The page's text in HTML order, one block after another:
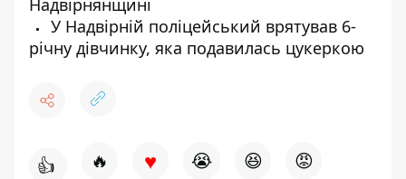
Надвірнянщині
У Надвірній поліцейський врятував 6-
річну дівчинку, яка подавилась цукеркою
👍 🔥 ♥ 😭 😆 😡